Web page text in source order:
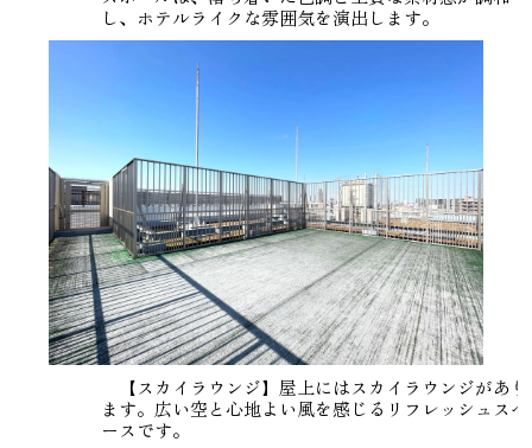
し、ホテルライクな雰囲気を演出します。
【スカイラウンジ】屋上にはスカイラウンジがあり
ます。広い空と心地よい風を感じるリフレッシュスペ
ースです。